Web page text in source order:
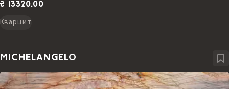
₴ 13320.00
Кварцит
MICHELANGELO